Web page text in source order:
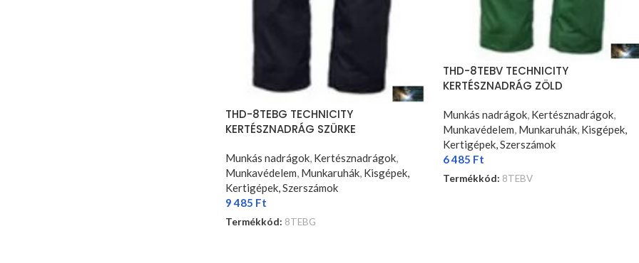
THD-8TEBG TECHNICITY
KERTÉSZNADRÁG SZÜRKE
Munkás nadrágok, Kertésznadrágok,
Munkavédelem, Munkaruhák, Kisgépek,
Kertigépek, Szerszámok
9 485 Ft
Termékkód: 8TEBG
THD-8TEBV TECHNICITY
KERTÉSZNADRÁG ZÖLD
Munkás nadrágok, Kertésznadrágok,
Munkavédelem, Munkaruhák, Kisgépek,
Kertigépek, Szerszámok
6 485 Ft
Termékkód: 8TEBV